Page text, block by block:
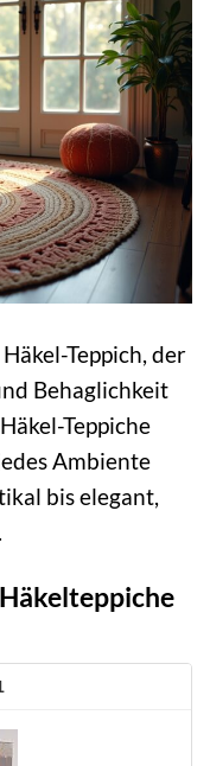
Teppich, der
Behaglichkeit
Teppiche
Ambiente
bis elegant,